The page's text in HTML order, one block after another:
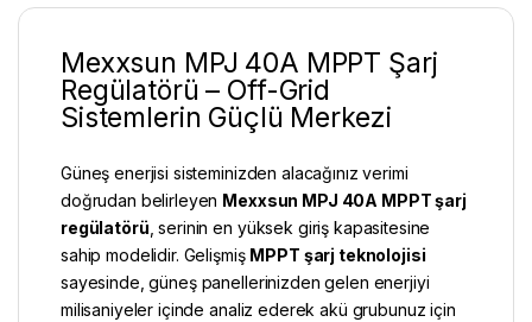
Mexxsun MPJ 40A MPPT Şarj
Regülatörü – Off-Grid
Sistemlerin Güçlü Merkezi
Güneş enerjisi sisteminizden alacağınız verimi
doğrudan belirleyen Mexxsun MPJ 40A MPPT şarj
regülatörü , serinin en yüksek giriş kapasitesine
sahip modelidir. Gelişmiş MPPT şarj teknolojisi
sayesinde, güneş panellerinizden gelen enerjiyi
milisaniyeler içinde analiz ederek akü grubunuz için